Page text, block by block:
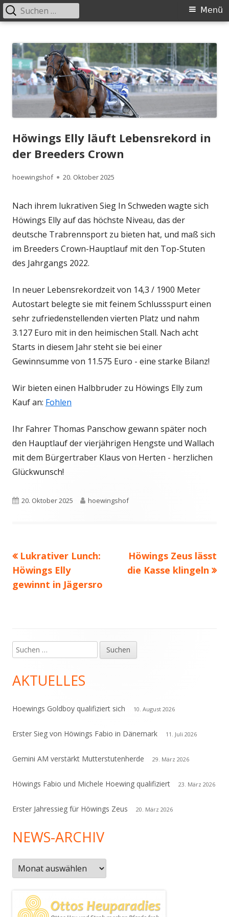
zum
Inhalt
Primäres
Menü
Suchen
nach:
Höwings Elly läuft Lebensrekord in
der Breeders Crown
Autor
hoewingshof
Veröffentlicht
20. Oktober 2025
Nach ihrem lukrativen Sieg In Schweden wagte sich
Höwings Elly auf das höchste Niveau, das der
deutsche Trabrennsport zu bieten hat, und maß sich
im Breeders Crown-Hauptlauf mit den Top-Stuten
des Jahrgangs 2022.
In neuer Lebensrekordzeit von 14,3 / 1900 Meter
Autostart belegte sie mit feinem Schlussspurt einen
sehr zufriedenstellenden vierten Platz und nahm
3.127 Euro mit in den heimischen Stall. Nach acht
Starts in diesem Jahr steht sie bei einer
Gewinnsumme von 11.575 Euro - eine starke Bilanz!
Wir bieten einen Halbbruder zu Höwings Elly zum
Kauf an: Fohlen
Ihr Fahrer Thomas Panschow gewann später noch
den Hauptlauf der vierjährigen Hengste und Wallach
mit dem Bürgertraber Klaus von Herten - herzlichen
Glückwunsch!
Veröffentlicht
20. Oktober 2025 Autor
hoewingshof
Beitragsnavigation
Vorheriger
Beitrag:
Lukrativer Lunch:
Höwings Elly
gewinnt in Jägersro
Nächster
Beitrag
Höwings Zeus lässt
die Kasse klingeln
Haupt-
Seitenleiste
Suchen
nach:
AKTUELLES
Hoewings Goldboy qualifiziert sich 10. August 2026
Erster Sieg von Höwings Fabio in Dänemark 11. Juli 2026
Gemini AM verstärkt Mutterstutenherde 29. März 2026
Höwings Fabio und Michele Hoewing qualifiziert 23. März 2026
Erster Jahressieg für Höwings Zeus 20. März 2026
NEWS-ARCHIV
News-
Archiv